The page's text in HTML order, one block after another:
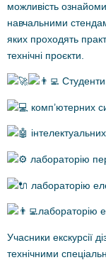
можливість
навчальними
яких проходять
технічні проєкти.
Студенти
комп’ютерних
лабораторію
лабораторію
лабораторію
Учасники екскурсії
технічними